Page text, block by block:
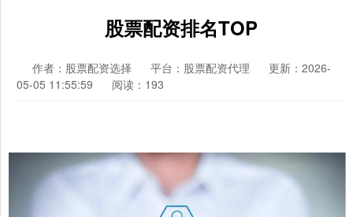
股票配资排名TOP
作者：股票配资选择 平台：股票配资代理
更新：2026-
05-05 11:55:59
阅读：193